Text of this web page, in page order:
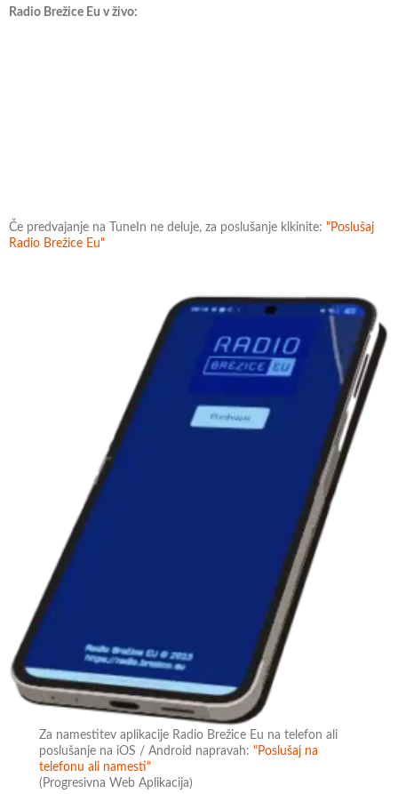
Radio Brežice Eu v živo:
Če predvajanje na TuneIn ne deluje, za poslušanje klkinite: "Poslušaj
Radio Brežice Eu"
Za namestitev aplikacije Radio Brežice Eu na telefon ali
poslušanje na iOS / Android napravah:"Poslušaj na
telefonu ali namesti"
(Progresivna Web Aplikacija)